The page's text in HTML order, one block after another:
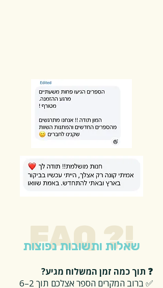
FAQ ?!
שאלות ותשובות נפוצות
❓ תוך כמה זמן המשלוח מגיע?
✅ ברוב המקרים הספר אצלכם תוך 2–6